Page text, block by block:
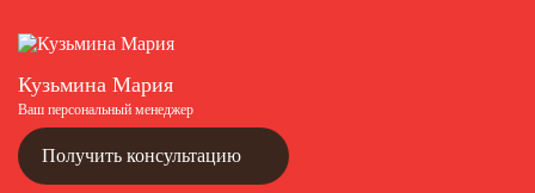
Кузьмина Мария
Ваш персональный менеджер
Получить консультацию